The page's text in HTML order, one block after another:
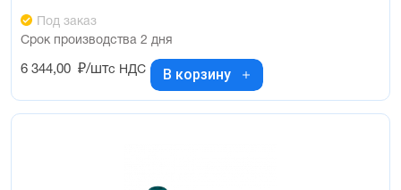
Под заказ
Срок производства 2 дня
6 344,00 ₽/штс НДС В корзину